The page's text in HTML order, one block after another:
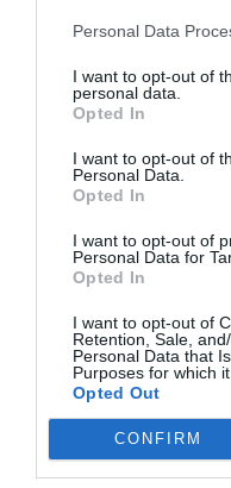
Personal Data
I want to opt-out of
personal data.
Opted In
I want to opt-out of
Personal Data.
Opted In
I want to opt-out of
Personal Data for
Opted In
I want to opt-out of
Retention, Sale,
Personal Data that
Purposes for which
Opted Out
CONFIRM
Οι επιτυχίες
ζήλεια», «Ενα βράδυ